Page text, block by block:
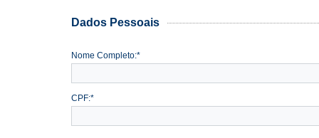
Dados Pessoais
Nome Completo:*
CPF:*